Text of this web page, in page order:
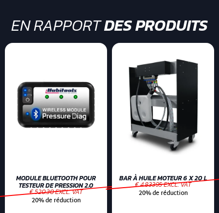
EN RAPPORTDES PRODUITS
MODULE BLUETOOTH POUR
TESTEUR DE PRESSION 2.0
€ 520.30 EXCL. VAT
20% de réduction
BAR À HUILE MOTEUR 6 X 20 L
€ 4.83395 EXCL. VAT
20% de réduction